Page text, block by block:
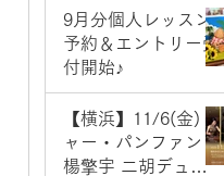
9月分個人レッスン
予約＆エントリー受
付開始♪
【横浜】11/6(金) ジ
ャー・パンファン＆
楊擎宇 二胡デュオ